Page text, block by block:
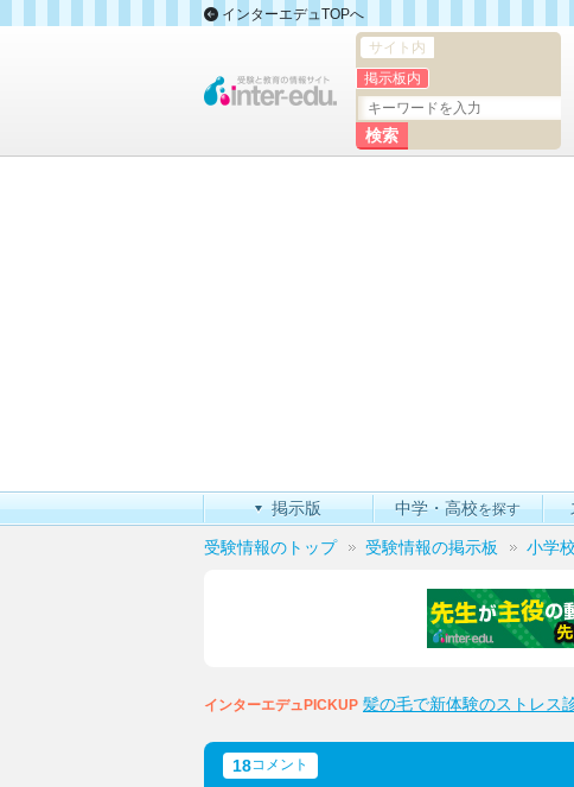
インターエデュTOPへ
サイト内
掲示板内
掲示版 中学・高校を探す
受験情報のトップ 受験情報の掲示板 小学校
インターエデュPICKUP 髪の毛で新体験のストレス
18コメント